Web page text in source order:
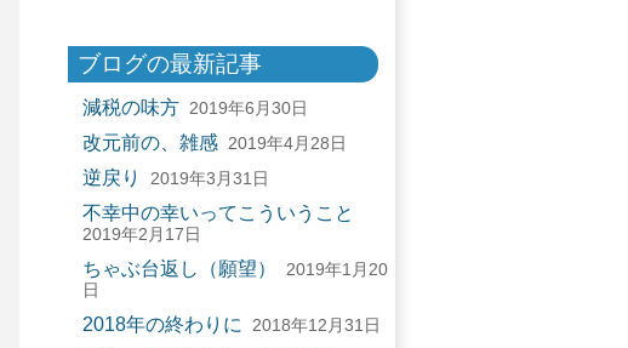
ブログの最新記事
減税の味方 2019年6月30日
改元前の、雑感 2019年4月28日
逆戻り 2019年3月31日
不幸中の幸いってこういうこと
2019年2月17日
ちゃぶ台返し（願望）
2019年1月20
日
2018年の終わりに 2018年12月31日